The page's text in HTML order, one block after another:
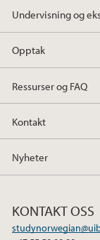
Undervisning og
Opptak
Ressurser og FAQ
Kontakt
Nyheter
KONTAKT OSS